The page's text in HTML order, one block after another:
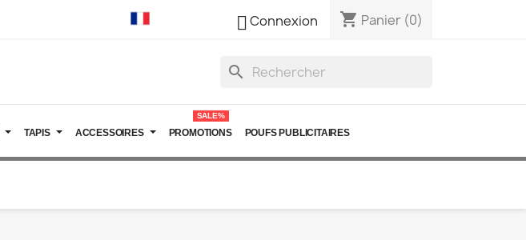
Connexion shopping_cart Panier (0)
search
TAPIS ACCESSOIRES PROMOTIONS
SALE%
POUFS PUBLICITAIRES